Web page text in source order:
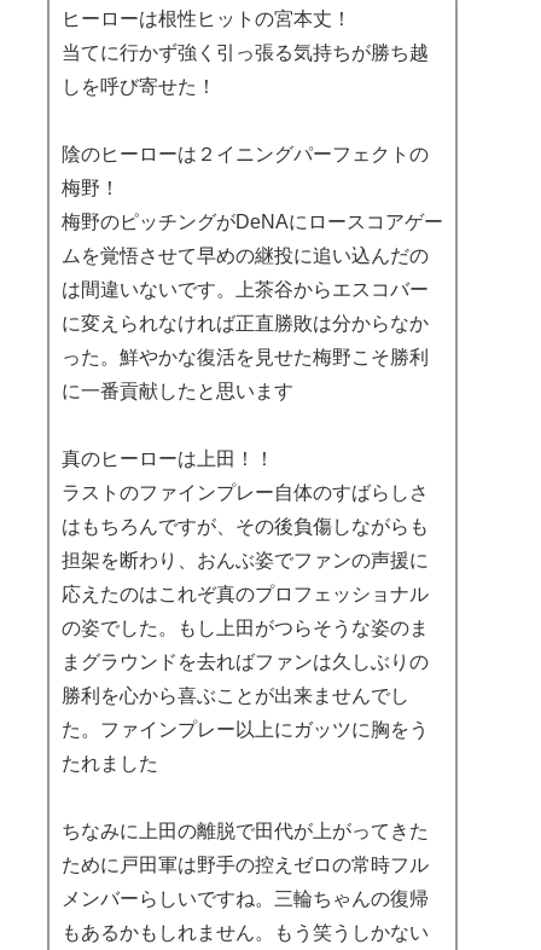
ヒーローは根性ヒットの宮本丈！
当てに行かず強く引っ張る気持ちが勝ち越
しを呼び寄せた！
陰のヒーローは２イニングパーフェクトの
梅野！
梅野のピッチングがDeNAにロースコアゲー
ムを覚悟させて早めの継投に追い込んだの
は間違いないです。上茶谷からエスコバー
に変えられなければ正直勝敗は分からなか
った。鮮やかな復活を見せた梅野こそ勝利
に一番貢献したと思います
真のヒーローは上田！！
ラストのファインプレー自体のすばらしさ
はもちろんですが、その後負傷しながらも
担架を断わり、おんぶ姿でファンの声援に
応えたのはこれぞ真のプロフェッショナル
の姿でした。もし上田がつらそうな姿のま
まグラウンドを去ればファンは久しぶりの
勝利を心から喜ぶことが出来ませんでし
た。ファインプレー以上にガッツに胸をう
たれました
ちなみに上田の離脱で田代が上がってきた
ために戸田軍は野手の控えゼロの常時フル
メンバーらしいですね。三輪ちゃんの復帰
もあるかもしれません。もう笑うしかない